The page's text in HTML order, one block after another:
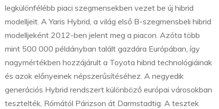
legkülönfélébb piaci szegmensekben vezet be új hibrid
modelljeit. A Yaris Hybrid, a világ első B-szegmensbeli hibrid
modelljeként 2012-ben jelent meg a piacon. Azóta több
mint 500 000 példányban talált gazdára Európában, így
nagymértékben hozzájárult a Toyota hibrid technológiáinak
és azok előnyeinek népszerűsítéséhez. A negyedik
generációs Hybrid rendszert különböző európai városokban
tesztelték, Rómától Párizson át Darmstadtig. A tesztek